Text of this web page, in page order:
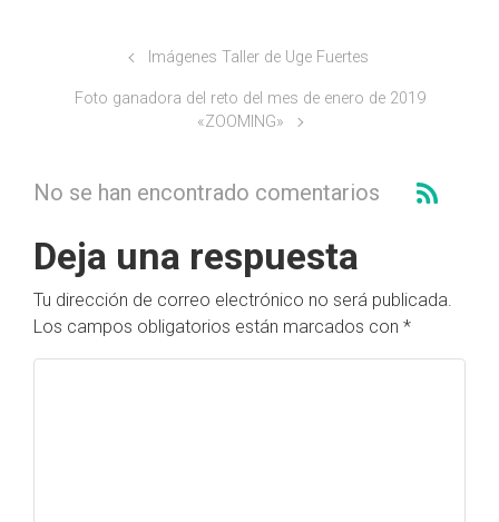
Imágenes Taller de Uge Fuertes
Foto ganadora del reto del mes de enero de 2019
«ZOOMING»
No se han encontrado comentarios
Deja una respuesta
Tu dirección de correo electrónico no será publicada.
Los campos obligatorios están marcados con *